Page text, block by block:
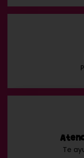
Te